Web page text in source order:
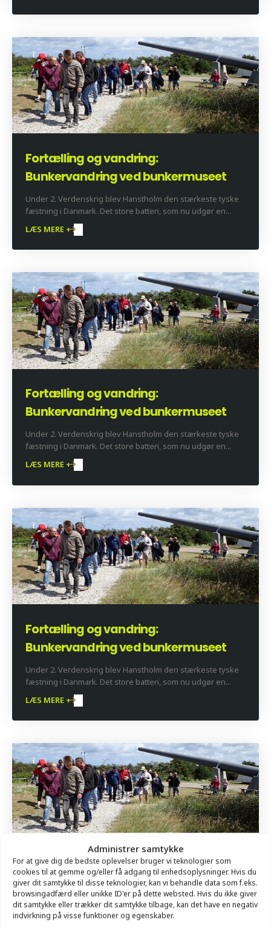
Administrer samtykke
For at give dig de bedste oplevelser bruger vi teknologier som
cookies til at gemme og/eller få adgang til enhedsoplysninger. Hvis du
giver dit samtykke til disse teknologier, kan vi behandle data som f.eks.
browsingadfærd eller unikke ID'er på dette websted. Hvis du ikke giver
dit samtykke eller trækker dit samtykke tilbage, kan det have en negativ
indvirkning på visse funktioner og egenskaber.
Fortælling og vandring:
Bunkervandring ved bunkermuseet
Under 2. Verdenskrig blev Hanstholm den stærkeste tyske
fæstning i Danmark. Det store batteri, som nu udgør en...
LÆS MERE +
Fortælling og vandring:
Bunkervandring ved bunkermuseet
Under 2. Verdenskrig blev Hanstholm den stærkeste tyske
fæstning i Danmark. Det store batteri, som nu udgør en...
LÆS MERE +
Fortælling og vandring:
Bunkervandring ved bunkermuseet
Under 2. Verdenskrig blev Hanstholm den stærkeste tyske
fæstning i Danmark. Det store batteri, som nu udgør en...
LÆS MERE +
Fortælling og vandring:
Bunkervandring ved bunkermuseet
Under 2. Verdenskrig blev Hanstholm den stærkeste tyske
fæstning i Danmark. Det store batteri, som nu udgør en...